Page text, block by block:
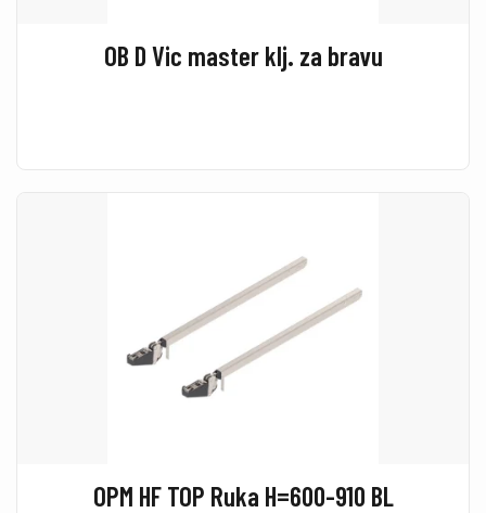
OB D Vic master klj. za bravu
OPM HF TOP Ruka H=600-910 BL